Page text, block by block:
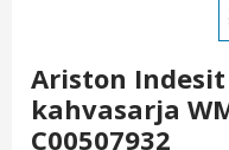
Ariston
kahvasarja
C00507932